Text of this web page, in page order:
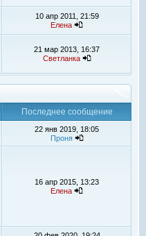
10 апр 2011, 21:59
Елена
21 мар 2013, 16:37
Светланка
Последнее сообщение
22 янв 2019, 18:05
Проня
16 апр 2015, 13:23
Елена